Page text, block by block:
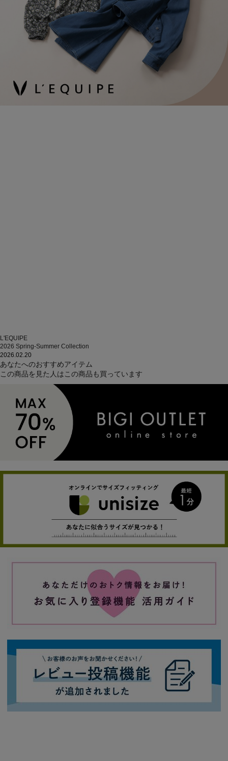
L'EQUIPE
2026 Spring-Summer Collection
2026.02.20
あなたへのおすすめアイテム
この商品を見た人はこの商品も買っています